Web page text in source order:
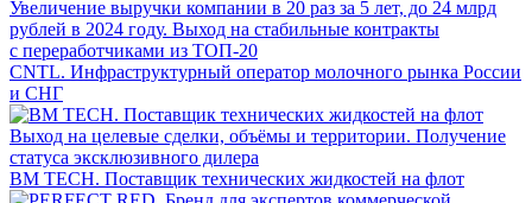
Увеличение выручки компании в 20 раз за 5 лет, до 24 млрд
рублей в 2024 году. Выход на стабильные контракты
с переработчиками из ТОП-20
CNTL. Инфраструктурный оператор молочного рынка России
и СНГ
Выход на целевые сделки, объёмы и территории. Получение
статуса эксклюзивного дилера
BM TECH. Поставщик технических жидкостей на флот